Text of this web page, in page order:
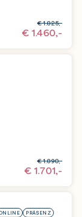
€ 1.460,-
€1.825,-
€ 1.701,-
€1.890,-
PRÄSENZ